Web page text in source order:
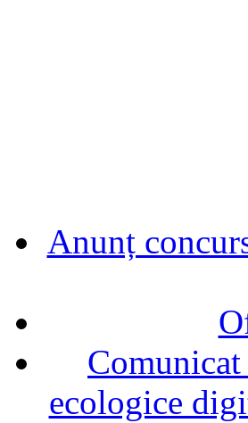
Anunț
ecologice